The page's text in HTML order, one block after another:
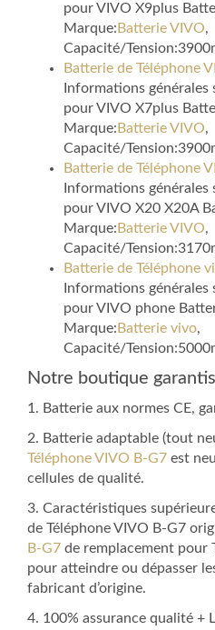
pour VIVO X9plus
Marque: Batterie VIVO,
Capacité/
Batterie de Téléphone
Informations
pour VIVO X7plus
Marque: Batterie VIVO,
Capacité/
Batterie de Téléphone
Informations
pour VIVO X20 X20A
Marque: Batterie VIVO,
Capacité/
Batterie de Téléphone
Informations
pour VIVO phone
Marque: Batterie vivo,
Capacité/
Notre boutique
1. Batterie aux normes CE,
2. Batterie adaptable (tout
Téléphone VIVO B-G7 est
cellules de qualité.
3. Caractéristiques
de Téléphone VIVO B-G7
B-G7 de remplacement pour
pour atteindre ou dépasser
fabricant d’origine.
4. 100% assurance qualité +